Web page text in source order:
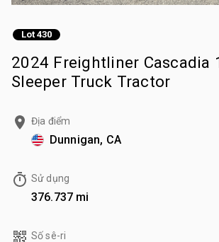
Lot 430
2024 Freightliner Cascadia
Sleeper Truck Tractor
Địa điểm
Dunnigan, CA
Sử dụng
376.737 mi
Số sê-ri